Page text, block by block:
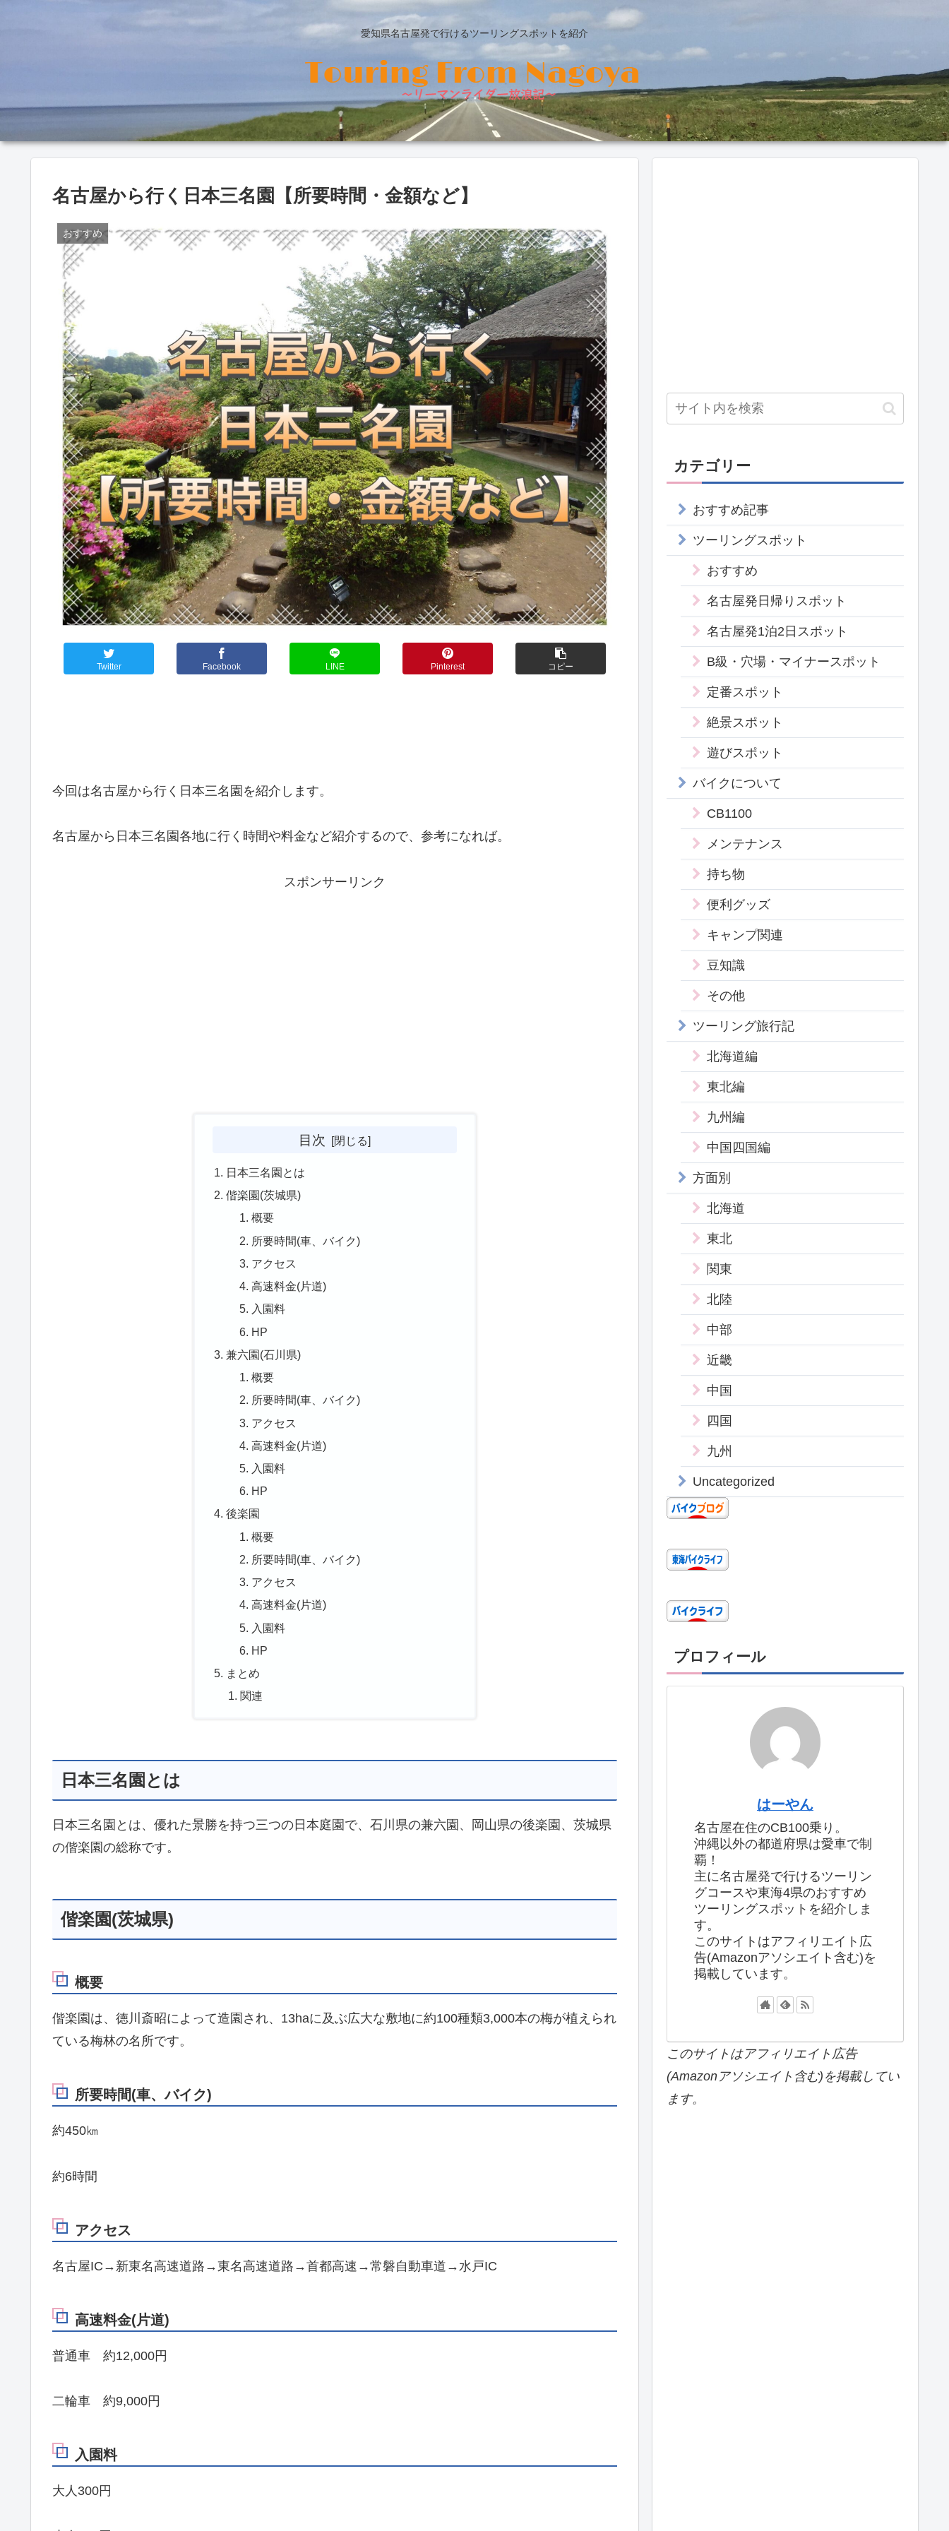
愛知県名古屋発で行けるツーリングスポットを紹介
名古屋から行く日本三名園【所要時間・金額など】
おすすめ
Twitter Facebook LINE Pinterest コピー
今回は名古屋から行く日本三名園を紹介します。
名古屋から日本三名園各地に行く時間や料金など紹介するので、参考になれば。
スポンサーリンク
目次
日本三名園とは
偕楽園(茨城県)
概要
所要時間(車、バイク)
アクセス
高速料金(片道)
入園料
HP
兼六園(石川県)
概要
所要時間(車、バイク)
アクセス
高速料金(片道)
入園料
HP
後楽園
概要
所要時間(車、バイク)
アクセス
高速料金(片道)
入園料
HP
まとめ
関連
日本三名園とは
日本三名園とは、優れた景勝を持つ三つの日本庭園で、石川県の兼六園、岡山県の後楽園、茨城県
の偕楽園の総称です。
偕楽園(茨城県)
概要
偕楽園は、徳川斎昭によって造園され、13haに及ぶ広大な敷地に約100種類3,000本の梅が植えられ
ている梅林の名所です。
所要時間(車、バイク)
約450㎞
約6時間
アクセス
名古屋IC→新東名高速道路→東名高速道路→首都高速→常磐自動車道→水戸IC
高速料金(片道)
普通車 約12,000円
二輪車 約9,000円
入園料
大人300円
カテゴリー
おすすめ記事
ツーリングスポット
おすすめ
名古屋発日帰りスポット
名古屋発1泊2日スポット
B級・穴場・マイナースポット
定番スポット
絶景スポット
遊びスポット
バイクについて
CB1100
メンテナンス
持ち物
便利グッズ
キャンプ関連
豆知識
その他
ツーリング旅行記
北海道編
東北編
九州編
中国四国編
方面別
北海道
東北
関東
北陸
中部
近畿
中国
四国
九州
Uncategorized
プロフィール
はーやん
名古屋在住のCB100乗り。
沖縄以外の都道府県は愛車で制
覇！
主に名古屋発で行けるツーリン
グコースや東海4県のおすすめ
ツーリングスポットを紹介しま
す。
このサイトはアフィリエイト広
告(Amazonアソシエイト含む)を
掲載しています。
このサイトはアフィリエイト広告
(Amazonアソシエイト含む)を掲載してい
ます。